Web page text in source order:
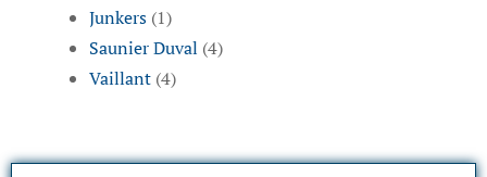
Junkers (1)
Saunier Duval (4)
Vaillant (4)